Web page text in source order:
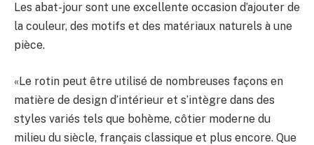
Les abat-jour sont une excellente occasion d’ajouter de
la couleur, des motifs et des matériaux naturels à une
pièce.
«Le rotin peut être utilisé de nombreuses façons en
matière de design d’intérieur et s’intègre dans des
styles variés tels que bohème, côtier moderne du
milieu du siècle, français classique et plus encore. Que